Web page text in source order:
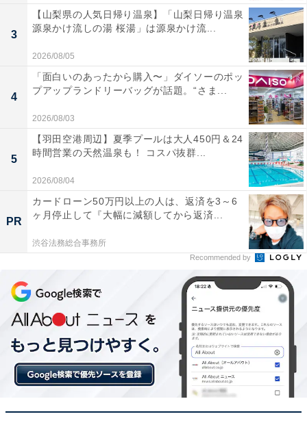
3
【山梨県の人気日帰り温泉】「山梨日帰り温泉
源泉かけ流しの湯 桜湯」は源泉かけ流...
2026/08/05
4
「面白いのあったから購入〜」ダイソーのポッ
プアップランドリーバッグが話題。“さま...
2026/08/03
5
【羽田空港周辺】夏季プールは大人450円＆24
時間営業の天然温泉も！ コスパ抜群...
2026/08/04
PR
カードローン50万円以上の人は、返済を3～6
ヶ月停止して『大幅に減額してから返済...
渋谷法務総合事務所
Recommended by